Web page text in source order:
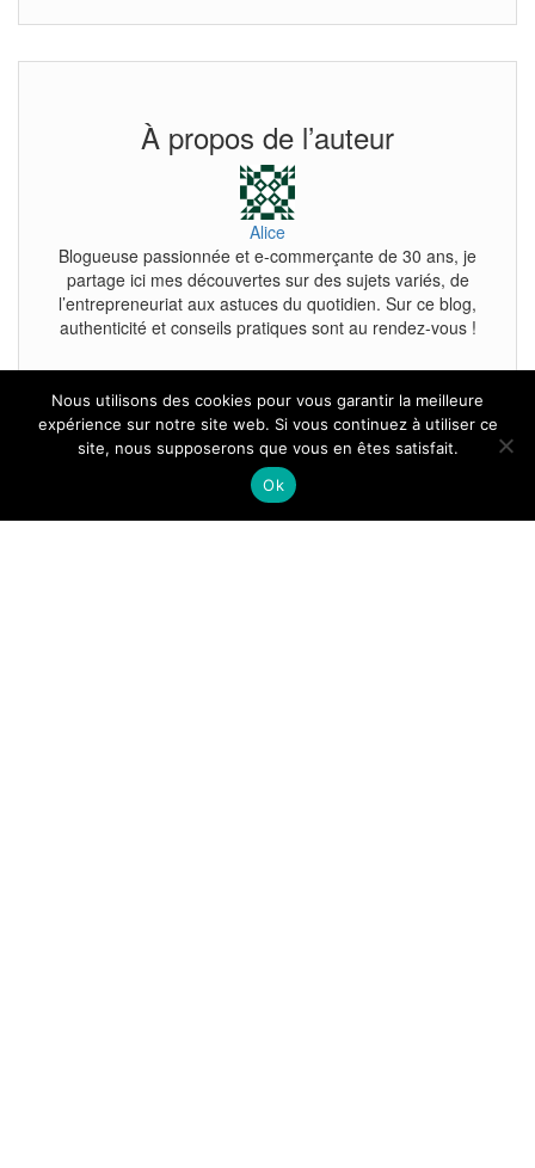
À propos de l’auteur
Alice
Blogueuse passionnée et e-commerçante de 30 ans, je
partage ici mes découvertes sur des sujets variés, de
l’entrepreneuriat aux astuces du quotidien. Sur ce blog,
authenticité et conseils pratiques sont au rendez-vous !
Tous droits reservés.
Nous utilisons des cookies pour vous garantir la meilleure
expérience sur notre site web. Si vous continuez à utiliser ce
site, nous supposerons que vous en êtes satisfait.
Ok